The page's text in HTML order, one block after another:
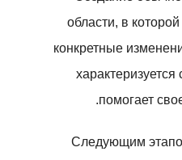
области, в
конкретные
помогает
Следующим